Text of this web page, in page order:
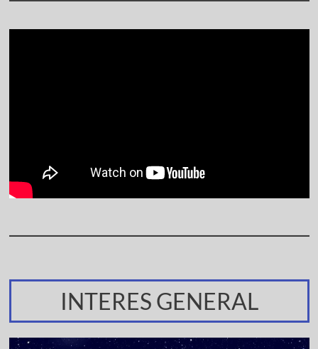
INTERES GENERAL